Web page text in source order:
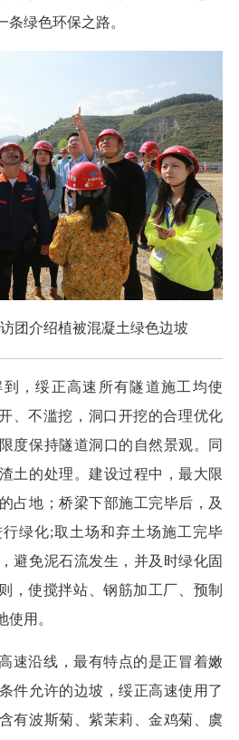
绿色环保之路。
团介绍植被混凝土绿色边坡
，绥正高速所有隧道施工均使
、不滥挖，洞口开挖的合理优化
度保持隧道洞口的自然景观。同
土的处理。建设过程中，最大限
占地；桥梁下部施工完毕后，及
绿化;取土场和弃土场施工完毕
避免泥石流发生，并及时绿化固
，使搅拌站、钢筋加工厂、预制
用。
速沿线，最有特点的是正冒着嫩
件允许的边坡，绥正高速使用了
有波斯菊、紫茉莉、金鸡菊、虞